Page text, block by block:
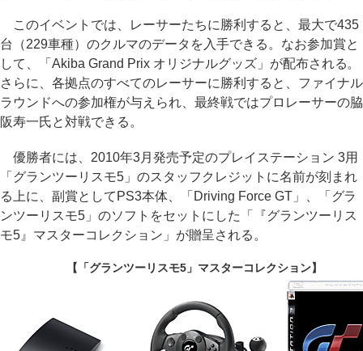
このイベントでは、レーサーたちに勝利すると、最大で435
台（229車種）のクルマのデータを入手できる。なお参加賞と
して、「Akiba Grand Prix オリジナルグッズ」が配布される。
さらに、各拠点のすべてのレーサーに勝利すると、ファイナル
ラウンドへの参加権が与えられ、最終戦ではプロレーサーの脇
阪寿一氏と対戦できる。
優勝者には、2010年3月発売予定のプレイステーション 3用
「グランツーリスモ5」のスタッフクレジットに名前が刻まれ
る上に、副賞としてPS3本体、「Driving Force GT」、「グラ
ンツーリスモ5」のソフトをセットにした「『グランツーリス
モ5』マスターコレクション」が贈呈される。
【「グランツーリスモ5」マスターコレクション】